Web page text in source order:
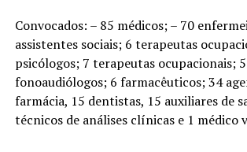
Convocados: – 85 médicos; – 70
assistentes sociais; 6 terapeutas
psicólogos; 7 terapeutas ocupacionais; 5
fonoaudiólogos; 6 farmacêuticos; 34
farmácia, 15 dentistas, 15 auxiliares de
técnicos de análises clínicas e 1 médico